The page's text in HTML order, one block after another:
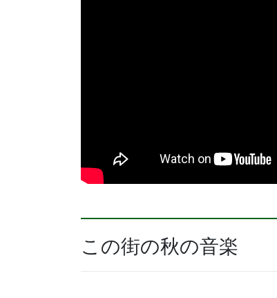
この街の秋の音楽